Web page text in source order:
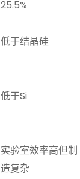
25.5%
低于结晶硅
低于Si
实验室效率高但制
造复杂